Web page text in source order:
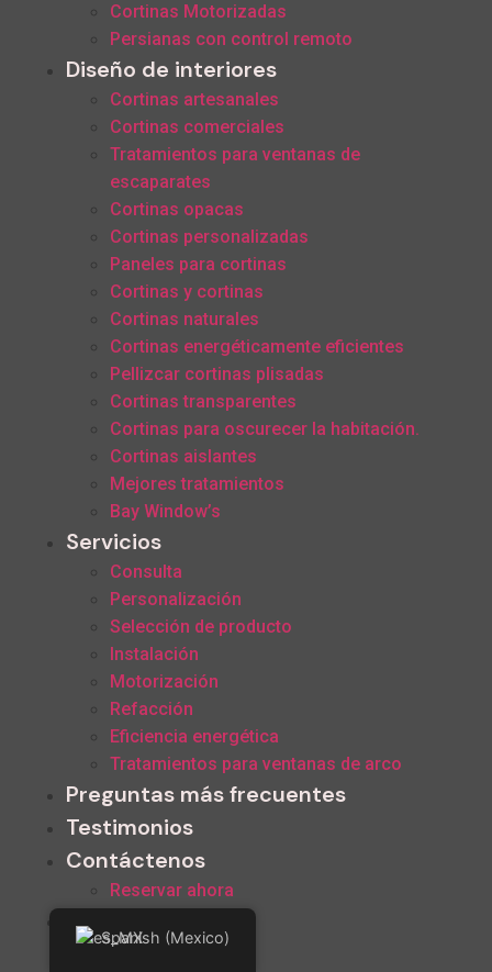
Cortinas Motorizadas
Persianas con control remoto
Diseño de interiores
Cortinas artesanales
Cortinas comerciales
Tratamientos para ventanas de
escaparates
Cortinas opacas
Cortinas personalizadas
Paneles para cortinas
Cortinas y cortinas
Cortinas naturales
Cortinas energéticamente eficientes
Pellizcar cortinas plisadas
Cortinas transparentes
Cortinas para oscurecer la habitación.
Cortinas aislantes
Mejores tratamientos
Bay Window’s
Servicios
Consulta
Personalización
Selección de producto
Instalación
Motorización
Refacción
Eficiencia energética
Tratamientos para ventanas de arco
Preguntas más frecuentes
Testimonios
Contáctenos
Reservar ahora
>>Call Us Now<<
Spanish (Mexico)